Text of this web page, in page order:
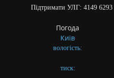
Підтримати УЛГ: 4149
Погода
Київ
вологість:
тиск: